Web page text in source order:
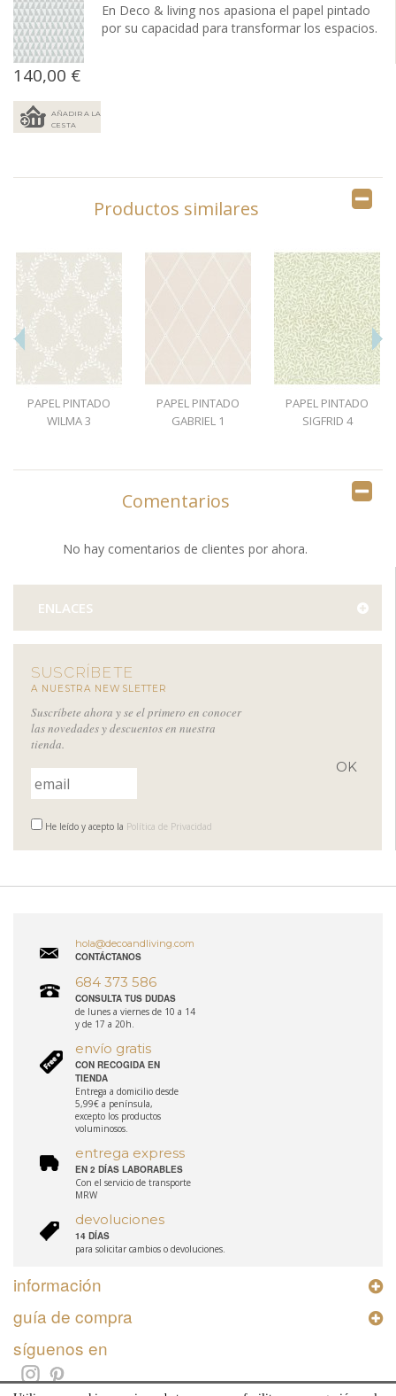
En Deco & living nos apasiona el papel pintado
por su capacidad para transformar los espacios.
140,00 €
AÑADIR A LA
CESTA
Productos similares
PAPEL PINTADO
WILMA 3
PAPEL PINTADO
GABRIEL 1
PAPEL PINTADO
SIGFRID 4
Comentarios
No hay comentarios de clientes por ahora.
ENLACES
SUSCRÍBETE
A NUESTRA NEWSLETTER
Suscríbete ahora y se el primero en conocer
las novedades y descuentos en nuestra
tienda.
He leído y acepto la Política de Privacidad
hola@decoandliving.com
CONTÁCTANOS
684 373 586
CONSULTA TUS DUDAS
de lunes a viernes de 10 a 14
y de 17 a 20h.
envío gratis
CON RECOGIDA EN
TIENDA
Entrega a domicilio desde
5,99€ a península,
excepto los productos
voluminosos.
entrega express
EN 2 DÍAS LABORABLES
Con el servicio de transporte
MRW
devoluciones
14 DÍAS
para solicitar cambios o devoluciones.
información
guía de compra
síguenos en